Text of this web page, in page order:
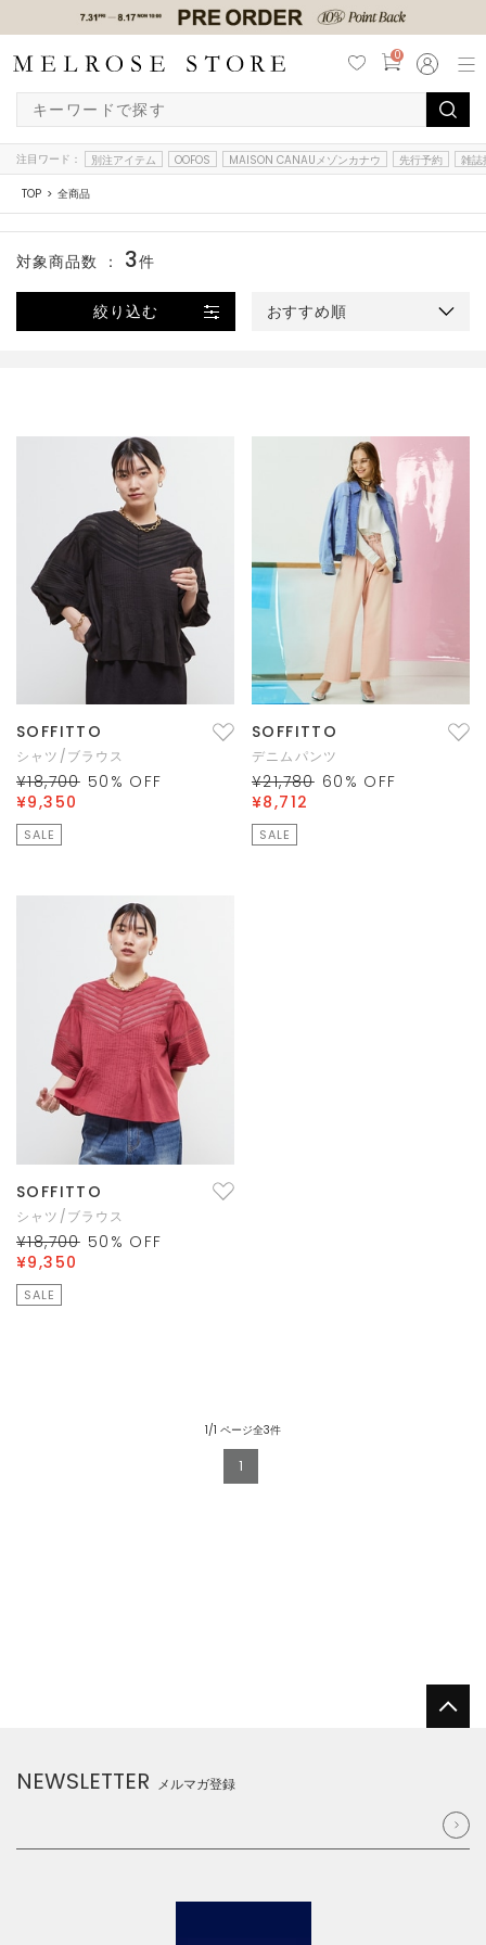
0
注目ワード： 別注アイテム OOFOS MAISON CANAUメゾンカナウ 先行予約 雑誌
TOP 全商品
絞り込む おすすめ順
対象商品数 ： 3件
SOFFITTO
シャツ/ブラウス
¥18,700 50 % OFF
¥9,350
SALE
SOFFITTO
デニムパンツ
¥21,780 60 % OFF
¥8,712
SALE
SOFFITTO
シャツ/ブラウス
¥18,700 50 % OFF
¥9,350
SALE
1/1 ページ全3件
1
NEWSLETTER メルマガ登録